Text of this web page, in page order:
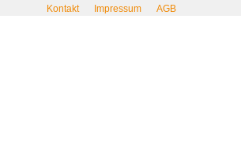
Kontakt Impressum AGB